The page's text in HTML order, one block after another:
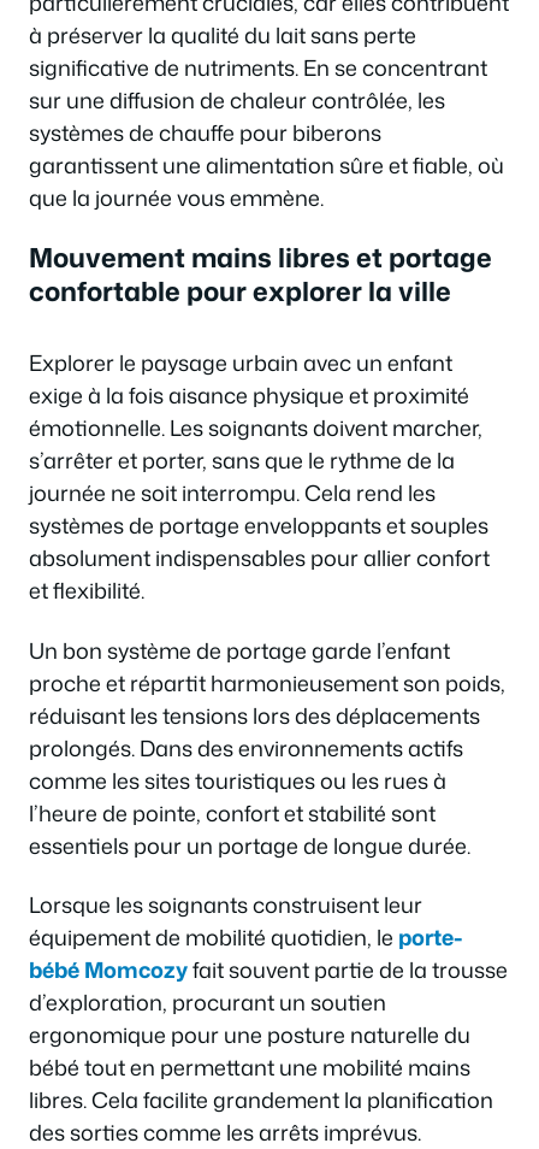
à préserver la qualité du lait sans perte
significative de nutriments. En se concentrant
sur une diffusion de chaleur contrôlée, les
systèmes de chauffe pour biberons
garantissent une alimentation sûre et fiable, où
que la journée vous emmène.
Mouvement mains libres et portage
confortable pour explorer la ville
Explorer le paysage urbain avec un enfant
exige à la fois aisance physique et proximité
émotionnelle. Les soignants doivent marcher,
s’arrêter et porter, sans que le rythme de la
journée ne soit interrompu. Cela rend les
systèmes de portage enveloppants et souples
absolument indispensables pour allier confort
et flexibilité.
Un bon système de portage garde l’enfant
proche et répartit harmonieusement son poids,
réduisant les tensions lors des déplacements
prolongés. Dans des environnements actifs
comme les sites touristiques ou les rues à
l’heure de pointe, confort et stabilité sont
essentiels pour un portage de longue durée.
Lorsque les soignants construisent leur
équipement de mobilité quotidien, le porte-
bébé Momcozyfait souvent partie de la trousse
d’exploration, procurant un soutien
ergonomique pour une posture naturelle du
bébé tout en permettant une mobilité mains
libres. Cela facilite grandement la planification
des sorties comme les arrêts imprévus.